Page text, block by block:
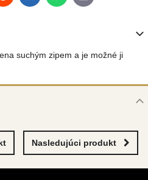
suchým zipem a je možné ji
Nasledujúci produkt